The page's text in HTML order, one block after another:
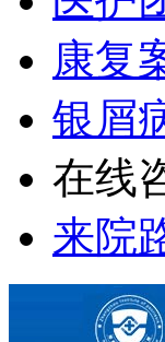
康复
银屑
在线
来院